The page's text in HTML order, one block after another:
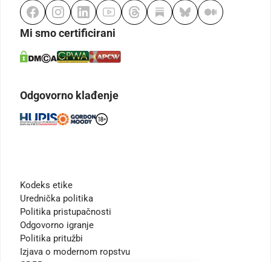
Mi smo certificirani
Odgovorno klađenje
Kodeks etike
Urednička politika
Politika pristupačnosti
Odgovorno igranje
Politika pritužbi
Izjava o modernom ropstvu